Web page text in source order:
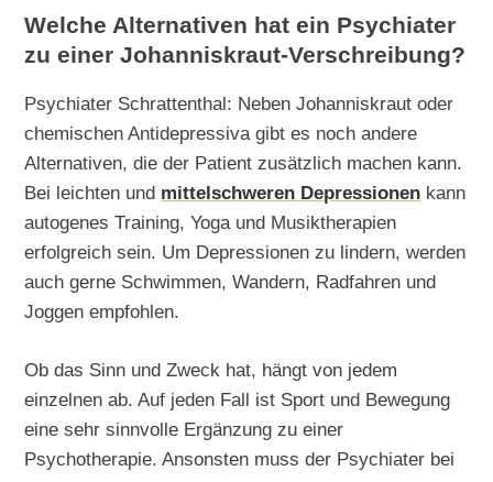
Welche Alternativen hat ein Psychiater
zu einer Johanniskraut-Verschreibung?
Psychiater Schrattenthal: Neben Johanniskraut oder
chemischen Antidepressiva gibt es noch andere
Alternativen, die der Patient zusätzlich machen kann.
Bei leichten und mittelschweren Depressionen kann
autogenes Training, Yoga und Musiktherapien
erfolgreich sein. Um Depressionen zu lindern, werden
auch gerne Schwimmen, Wandern, Radfahren und
Joggen empfohlen.
Ob das Sinn und Zweck hat, hängt von jedem
einzelnen ab. Auf jeden Fall ist Sport und Bewegung
eine sehr sinnvolle Ergänzung zu einer
Psychotherapie. Ansonsten muss der Psychiater bei